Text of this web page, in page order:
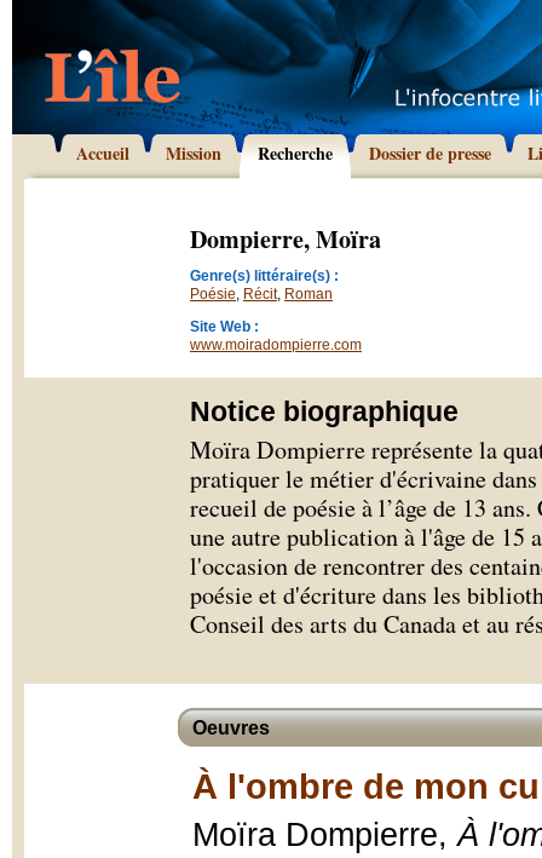
Accueil Mission Recherche Dossier de presse
Dompierre, Moïra
Genre(s) littéraire(s) :
Poésie, Récit, Roman
Site Web :
www.moiradompierre.com
Notice biographique
Moïra Dompierre représente la
pratiquer le métier d'écrivaine
recueil de poésie à l’âge de 13
une autre publication à l'âge de 15
l'occasion de rencontrer des
poésie et d'écriture dans les
Conseil des arts du Canada et au
Oeuvres
À l'ombre de mon
Moïra Dompierre,À